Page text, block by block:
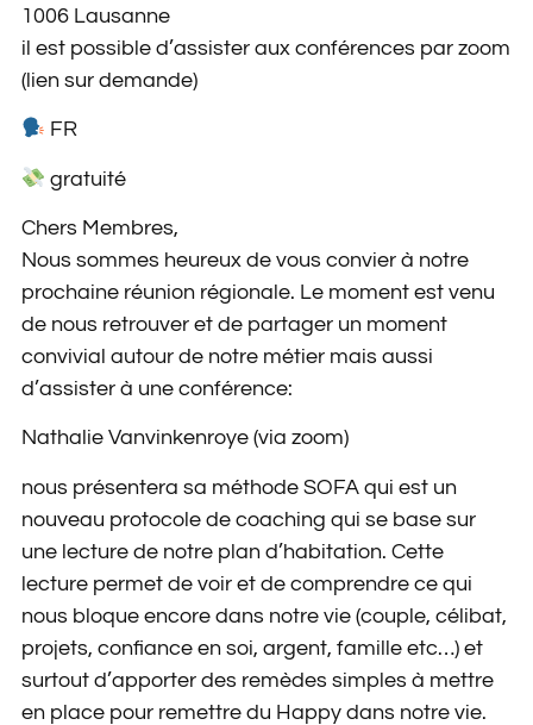
1006 Lausanne
il est possible d’assister aux conférences par zoom
(lien sur demande)
FR
gratuité
Chers Membres,
Nous sommes heureux de vous convier à notre
prochaine réunion régionale. Le moment est venu
de nous retrouver et de partager un moment
convivial autour de notre métier mais aussi
d’assister à une conférence:
Nathalie Vanvinkenroye (via zoom)
nous présentera sa méthode SOFA qui est un
nouveau protocole de coaching qui se base sur
une lecture de notre plan d’habitation. Cette
lecture permet de voir et de comprendre ce qui
nous bloque encore dans notre vie (couple, célibat,
projets, conﬁance en soi, argent, famille etc…) et
surtout d’apporter des remèdes simples à mettre
en place pour remettre du Happy dans notre vie.